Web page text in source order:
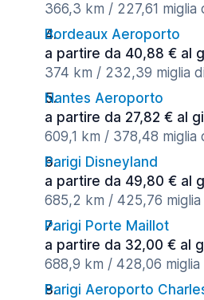
366,3 km / 227,61 miglia
Bordeaux Aeroporto
a partire da 40,88 € al
374 km / 232,39 miglia
Nantes Aeroporto
a partire da 27,82 € al
609,1 km / 378,48 miglia
Parigi Disneyland
a partire da 49,80 € al
685,2 km / 425,76 miglia
Parigi Porte Maillot
a partire da 32,00 € al
688,9 km / 428,06 miglia
Parigi Aeroporto